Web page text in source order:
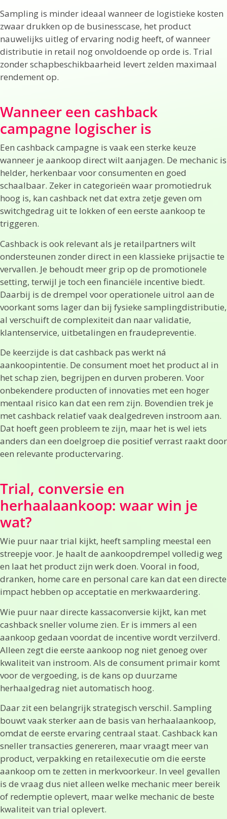
Sampling is minder ideaal wanneer de logistieke kosten
zwaar drukken op de businesscase, het product
nauwelijks uitleg of ervaring nodig heeft, of wanneer
distributie in retail nog onvoldoende op orde is. Trial
zonder schapbeschikbaarheid levert zelden maximaal
rendement op.
Wanneer een cashback
campagne logischer is
Een cashback campagne is vaak een sterke keuze
wanneer je aankoop direct wilt aanjagen. De mechanic is
helder, herkenbaar voor consumenten en goed
schaalbaar. Zeker in categorieën waar promotiedruk
hoog is, kan cashback net dat extra zetje geven om
switchgedrag uit te lokken of een eerste aankoop te
triggeren.
Cashback is ook relevant als je retailpartners wilt
ondersteunen zonder direct in een klassieke prijsactie te
vervallen. Je behoudt meer grip op de promotionele
setting, terwijl je toch een financiële incentive biedt.
Daarbij is de drempel voor operationele uitrol aan de
voorkant soms lager dan bij fysieke samplingdistributie,
al verschuift de complexiteit dan naar validatie,
klantenservice, uitbetalingen en fraudepreventie.
De keerzijde is dat cashback pas werkt ná
aankoopintentie. De consument moet het product al in
het schap zien, begrijpen en durven proberen. Voor
onbekendere producten of innovaties met een hoger
mentaal risico kan dat een rem zijn. Bovendien trek je
met cashback relatief vaak dealgedreven instroom aan.
Dat hoeft geen probleem te zijn, maar het is wel iets
anders dan een doelgroep die positief verrast raakt door
een relevante productervaring.
Trial, conversie en
herhaalaankoop: waar win je
wat?
Wie puur naar trial kijkt, heeft sampling meestal een
streepje voor. Je haalt de aankoopdrempel volledig weg
en laat het product zijn werk doen. Vooral in food,
dranken, home care en personal care kan dat een directe
impact hebben op acceptatie en merkwaardering.
Wie puur naar directe kassaconversie kijkt, kan met
cashback sneller volume zien. Er is immers al een
aankoop gedaan voordat de incentive wordt verzilverd.
Alleen zegt die eerste aankoop nog niet genoeg over
kwaliteit van instroom. Als de consument primair komt
voor de vergoeding, is de kans op duurzame
herhaalgedrag niet automatisch hoog.
Daar zit een belangrijk strategisch verschil. Sampling
bouwt vaak sterker aan de basis van herhaalaankoop,
omdat de eerste ervaring centraal staat. Cashback kan
sneller transacties genereren, maar vraagt meer van
product, verpakking en retailexecutie om die eerste
aankoop om te zetten in merkvoorkeur. In veel gevallen
is de vraag dus niet alleen welke mechanic meer bereik
of redemptie oplevert, maar welke mechanic de beste
kwaliteit van trial oplevert.